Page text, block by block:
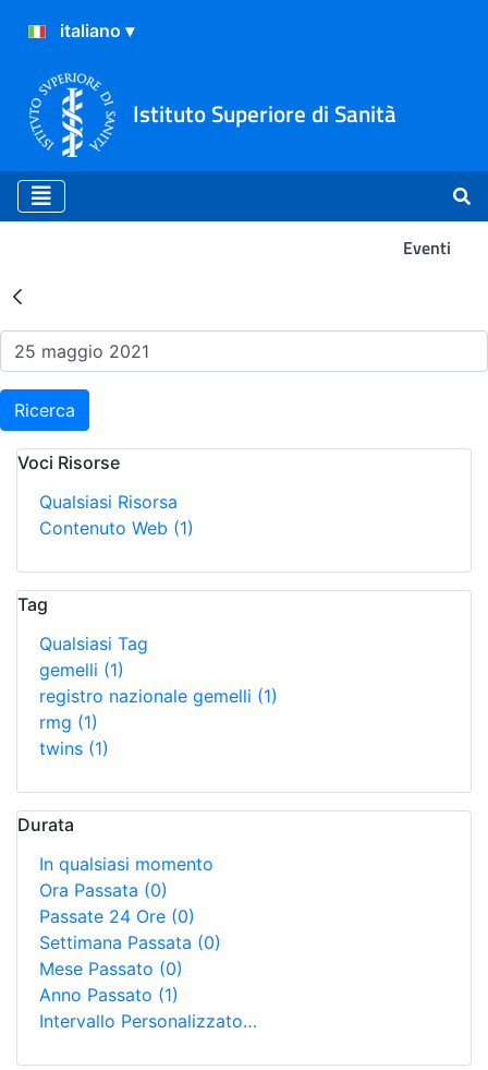
Istituto Superiore di Sanità
Eventi
Risultati della Ricerca -
Ricerca
Voci Risorse
Qualsiasi Risorsa
Contenuto Web (1)
Tag
Qualsiasi Tag
gemelli (1)
registro nazionale gemelli (1)
rmg (1)
twins (1)
Durata
In qualsiasi momento
Ora Passata (0)
Passate 24 Ore (0)
Settimana Passata (0)
Mese Passato (0)
Anno Passato (1)
Intervallo Personalizzato…